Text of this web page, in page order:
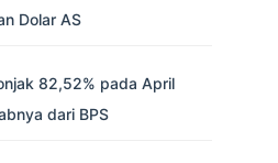
Dolar AS
82,52% pada April
dari BPS